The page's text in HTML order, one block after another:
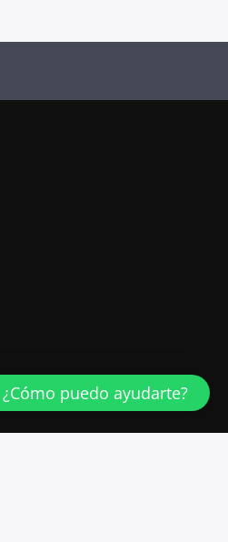
¿Cómo puedo ayudarte?